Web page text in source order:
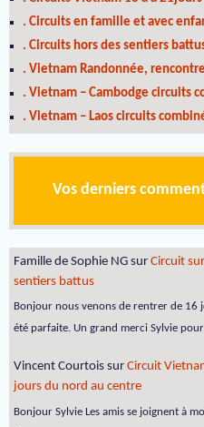
. Circuits en famille et avec
. Circuits hors des sentiers
. Vietnam Randonnée,
. Vietnam – Cambodge circuits
. Vietnam – Laos circuits
Vos derniers
Famille de Sophie NG sur Circuit
sentiers battus
Bonjour nous venons de rentrer de 16
été parfaite. Un grand merci Sylvie
Vincent Courtois sur Circuit
jours du nord au centre
Bonjour Sylvie Les amis se joignent à